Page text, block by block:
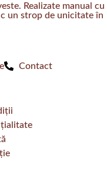
Realizate manual cu
un strop de unicitate în
Contact